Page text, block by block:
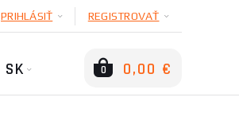
PRIHLÁSIŤ REGISTROVAŤ
SK 0 0,00 €